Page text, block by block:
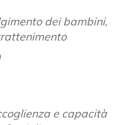
dei bambini,
e capacità